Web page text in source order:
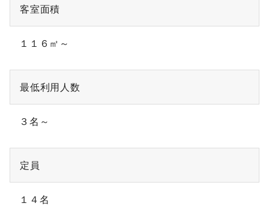
客室面積
１１６㎡～
最低利用人数
３名～
定員
１４名